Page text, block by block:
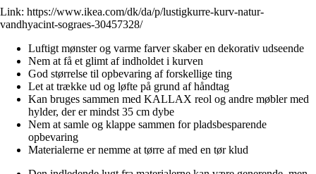
Link: https://www.ikea.com/dk/da/p/lustigkurre-kurv-natur-
vandhyacint-sograes-30457328/
Luftigt mønster og varme farver skaber en dekorativ udseende
Nem at få et glimt af indholdet i kurven
God størrelse til opbevaring af forskellige ting
Let at trække ud og løfte på grund af håndtag
Kan bruges sammen med KALLAX reol og andre møbler med
hylder, der er mindst 35 cm dybe
Nem at samle og klappe sammen for pladsbesparende
opbevaring
Materialerne er nemme at tørre af med en tør klud